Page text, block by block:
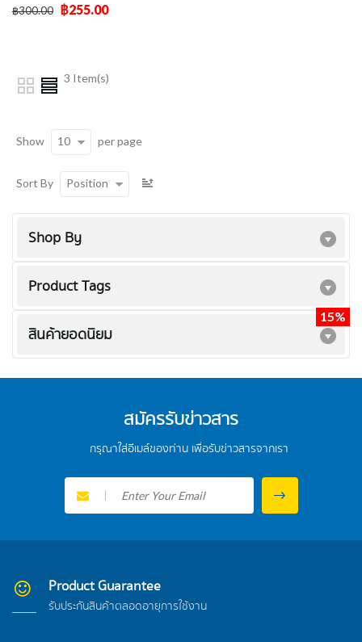
15%
15%
15%
฿300.00 ฿255.00
3 Item(s)
Show 10 per page
Sort By Position
Shop By
Product Tags
สินค้ายอดนิยม
สมัครรับข่าวสาร
กรุณาใส่อีเมล์ของท่าน เพื่อรับข่าวสารจากเรา
Product Guarantee
รับประกันสินค้าตลอดอายุการใช้งาน